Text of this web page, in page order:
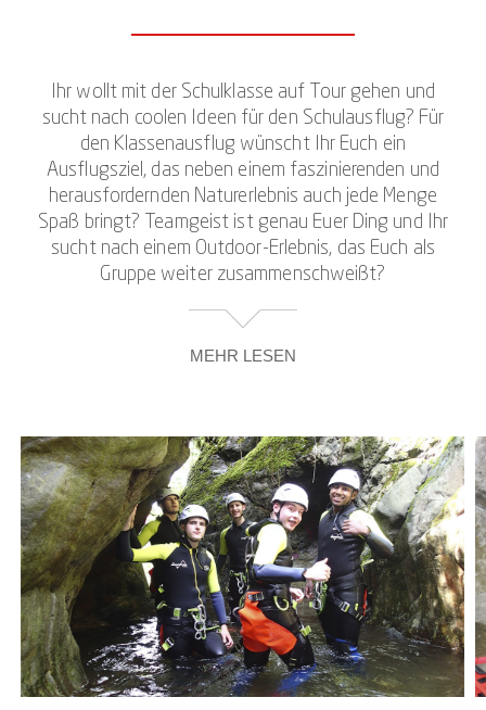
Ihr wollt mit der Schulklasse auf Tour gehen und
sucht nach coolen Ideen für den Schulausflug? Für
den Klassenausflug wünscht Ihr Euch ein
Ausflugsziel, das neben einem faszinierenden und
herausfordernden Naturerlebnis auch jede Menge
Spaß bringt? Teamgeist ist genau Euer Ding und Ihr
sucht nach einem Outdoor-Erlebnis, das Euch als
Gruppe weiter zusammenschweißt?
MEHR LESEN
Klassenfahrt einen Gruppenausflug, der sich mit
abwechslungsreichen Aktivitäten für die
Schulgruppe kombinieren lässt?
Dann stellt eine Canyoning-Tour für Schulgruppen
eine prima Alternative zu den üblichen Standard-
Ausflügen für Schulklassen dar! Das von unseren
erfahrenen Guides begleitete Gruppen-Canyoning
macht auf bewegende Weise Schule, wie sie sein
soll: Als Teilnehmer/innen kommt Ihr in Kontakt mit